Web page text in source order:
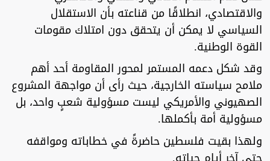
والاقتصادي، انطلاقًا من قناعته بأن الاستقلال
السياسي لا يمكن أن يتحقق دون امتلاك مقومات
القوة الوطنية.
وقد شكل دعمه المستمر لمحور المقاومة أحد أهم
ملامح سياسته الخارجية، حيث رأى أن مواجهة المشروع
الصهيوني والأمريكي ليست مسؤولية شعبٍ واحد، بل
مسؤولية أمة بأكملها.
ولهذا بقيت فلسطين حاضرةً في خطاباته ومواقفه